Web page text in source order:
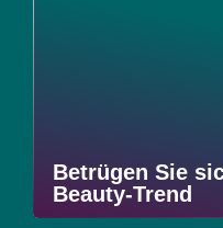
Betrügen Sie
Beauty-Trend